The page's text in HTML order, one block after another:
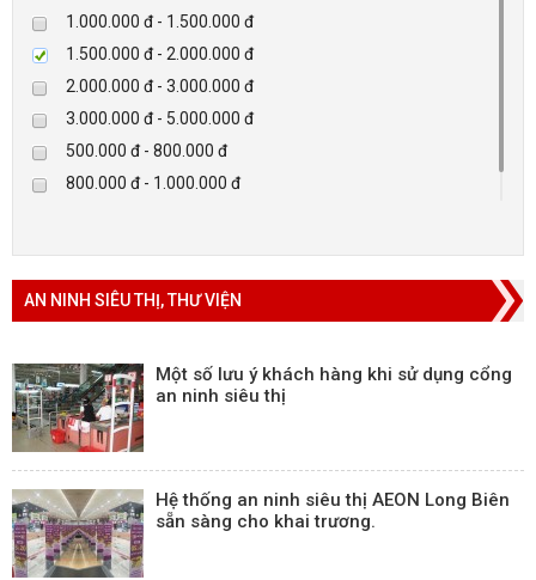
D-max
HIKVISON
Eguard
Khác
Rapiscan
1.000.000 đ - 1.500.000 đ
1.500.000 đ - 2.000.000 đ
2.000.000 đ - 3.000.000 đ
3.000.000 đ - 5.000.000 đ
500.000 đ - 800.000 đ
800.000 đ - 1.000.000 đ
AN NINH SIÊU THỊ, THƯ VIỆN
Một số lưu ý khách hàng khi sử dụng cổng
an ninh siêu thị
Hệ thống an ninh siêu thị AEON Long Biên
sẵn sàng cho khai trương.